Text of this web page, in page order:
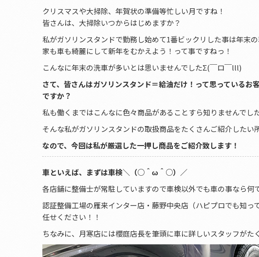
クリスマスや大掃除、年賀状の準備等忙しい月ですね！
皆さんは、大掃除いつからはじめますか？
私がガソリンスタンドで勤務し始めて1番ビックリした事は年末
家も車も綺麗にして新年をむかえよう！って事ですねっ！
こんなに年末の洗車が多いとは思いませんでしたΣ(￣ロ￣lll)
さて、皆さんはガソリンスタンド＝給油だけ！って思っている
ですか？
私も働くまではこんなに色々商品があることすら知りませんでし
そんな私がガソリンスタンドの取扱商品をたくさんご紹介したい
なので、今回は私が厳選した一押し商品をご紹介致します！
車といえば、まずは車検＼（○＾ω＾○）／
各店舗に整備士が常駐していますので車検以外でも車の事なら何
認証整備工場の雁来インター店・藤野中央店（ハピプロでも知
任せください！！
ちなみに、月寒店には櫻庭店長を筆頭に車に詳しいスタッフがた